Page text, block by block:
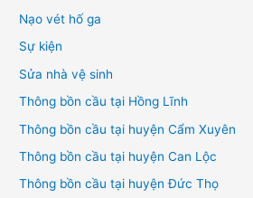
Nạo vét hố ga
Sự kiện
Sửa nhà vệ sinh
Thông bồn cầu tại Hồng Lĩnh
Thông bồn cầu tại huyện Cẩm Xuyên
Thông bồn cầu tại huyện Can Lộc
Thông bồn cầu tại huyện Đức Thọ